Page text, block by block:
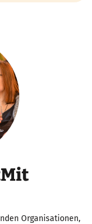
Organisationen,